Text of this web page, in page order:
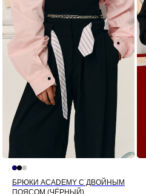
БРЮКИ ACADEMY С ДВОЙНЫМ
ПОЯСОМ (ЧЁРНЫЙ)